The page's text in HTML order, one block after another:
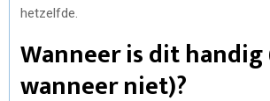
hetzelfde.
Wanneer is dit handig
wanneer niet)?